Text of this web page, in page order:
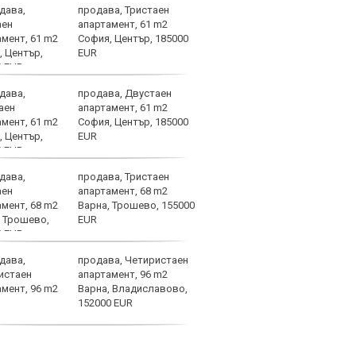
продава, Тристаен
апартамент, 61 m2
София, Център, 185000
EUR
продава, Двустаен
апартамент, 61 m2
София, Център, 185000
EUR
продава, Тристаен
апартамент, 68 m2
Варна, Трошево, 155000
EUR
продава, Четиристаен
апартамент, 96 m2
Варна, Владиславово,
152000 EUR